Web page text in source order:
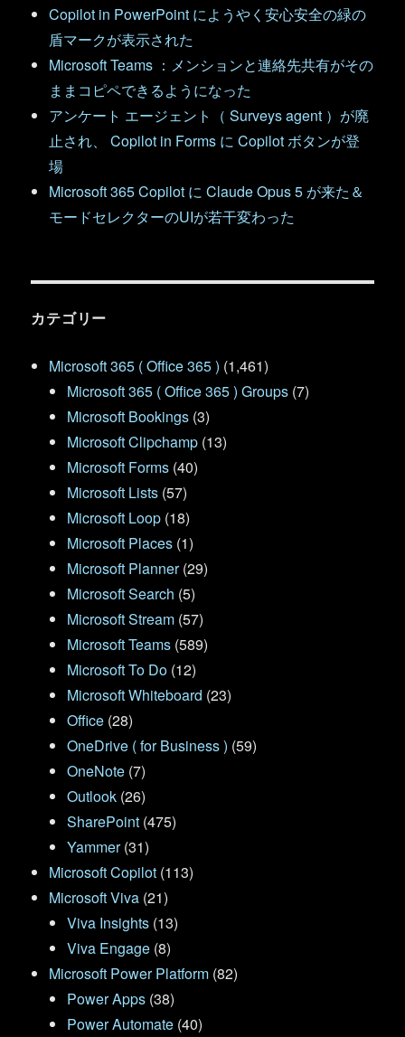
Copilot in PowerPoint にようやく安心安全の緑の
盾マークが表示された
Microsoft Teams ：メンションと連絡先共有がその
ままコピペできるようになった
アンケート エージェント（ Surveys agent ）が廃
止され、 Copilot in Forms に Copilot ボタンが登
場
Microsoft 365 Copilot に Claude Opus 5 が来た＆
モードセレクターのUIが若干変わった
カテゴリー
Microsoft 365 ( Office 365 ) (1,461)
Microsoft 365 ( Office 365 ) Groups (7)
Microsoft Bookings (3)
Microsoft Clipchamp (13)
Microsoft Forms (40)
Microsoft Lists (57)
Microsoft Loop (18)
Microsoft Places (1)
Microsoft Planner(29)
Microsoft Search (5)
Microsoft Stream (57)
Microsoft Teams (589)
Microsoft To Do (12)
Microsoft Whiteboard (23)
Office (28)
OneDrive ( for Business ) (59)
OneNote (7)
Outlook (26)
SharePoint (475)
Yammer(31)
Microsoft Copilot (113)
Microsoft Viva (21)
Viva Insights (13)
Viva Engage (8)
Microsoft Power Platform (82)
Power Apps (38)
Power Automate (40)